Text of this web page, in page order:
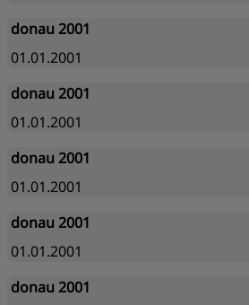
donau 2001
01.01.2001
donau 2001
01.01.2001
donau 2001
01.01.2001
donau 2001
01.01.2001
donau 2001